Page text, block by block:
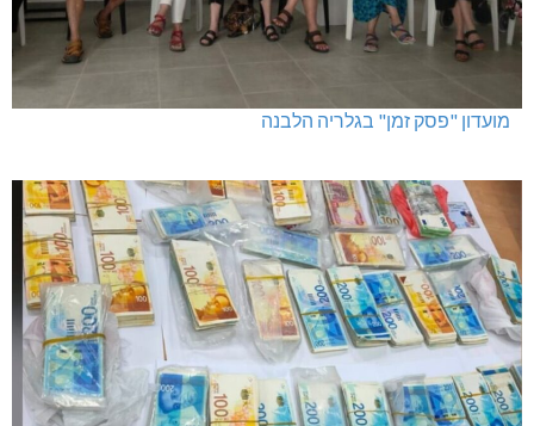
מועדון "פסק זמן" בגלריה הלבנה